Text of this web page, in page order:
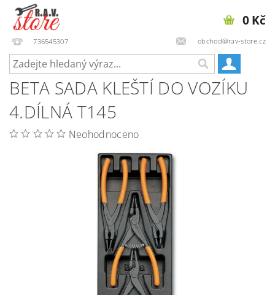
736545307 obchod@rav-store.cz
0 Kč
BETA SADA KLEŠTÍ DO VOZÍKU
4.DÍLNÁ T145
Neohodnoceno